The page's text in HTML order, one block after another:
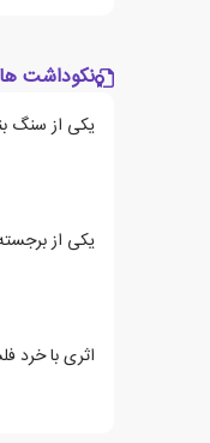
نکوداشت
یکی از سنگ
یکی از
اثری با خرد